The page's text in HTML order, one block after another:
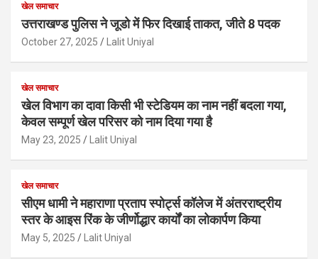
खेल समाचार
उत्तराखण्ड पुलिस ने जूडो में फिर दिखाई ताकत, जीते 8 पदक
October 27, 2025 Lalit Uniyal
खेल समाचार
खेल विभाग का दावा किसी भी स्टेडियम का नाम नहीं बदला गया,
केवल सम्पूर्ण खेल परिसर को नाम दिया गया है
May 23, 2025 Lalit Uniyal
खेल समाचार
सीएम धामी ने महाराणा प्रताप स्पोर्ट्स कॉलेज में अंतरराष्ट्रीय
स्तर के आइस रिंक के जीर्णोद्धार कार्यों का लोकार्पण किया
May 5, 2025 Lalit Uniyal